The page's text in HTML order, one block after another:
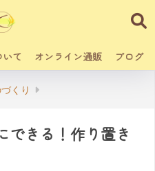
て オンライン通販 ブログ
くり
できる！作り置き